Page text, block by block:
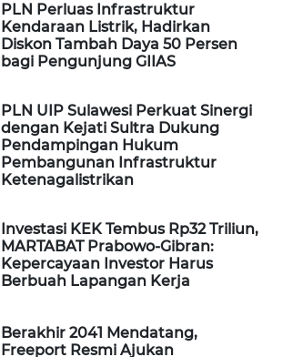
PLN Perluas Infrastruktur
Kendaraan Listrik, Hadirkan
Diskon Tambah Daya 50 Persen
bagi Pengunjung GIIAS
PLN UIP Sulawesi Perkuat Sinergi
dengan Kejati Sultra Dukung
Pendampingan Hukum
Pembangunan Infrastruktur
Ketenagalistrikan
Investasi KEK Tembus Rp32 Triliun,
MARTABAT Prabowo-Gibran:
Kepercayaan Investor Harus
Berbuah Lapangan Kerja
Berakhir 2041 Mendatang,
Freeport Resmi Ajukan